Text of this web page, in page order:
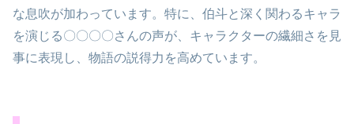
な息吹が加わっています。特に、伯斗と深く関わるキャラ
を演じる〇〇〇〇さんの声が、キャラクターの繊細さを見
事に表現し、物語の説得力を高めています。